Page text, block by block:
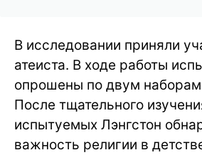
В исследовании приняли
атеиста. В ходе работы
опрошены по двум наборам
После тщательного
испытуемых Лэнгстон
важность религии в